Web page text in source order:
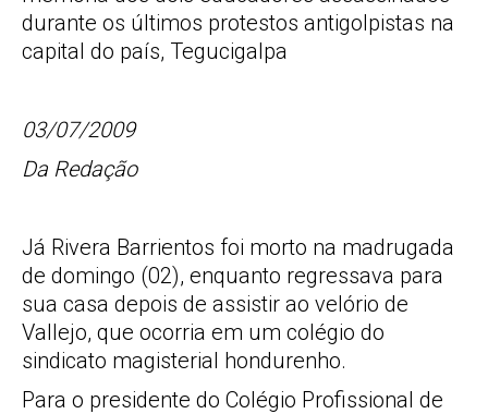
03/07/2009
Da Redação
Já Rivera Barrientos foi morto na madrugada
de domingo (02), enquanto regressava para
sua casa depois de assistir ao velório de
Vallejo, que ocorria em um colégio do
sindicato magisterial hondurenho.
Para o presidente do Colégio Profissional de